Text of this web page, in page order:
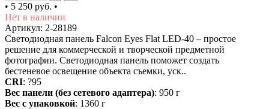
• 5 250 руб. •
Нет в наличии
Артикул: 2-28189
Светодиодная панель Falcon Eyes Flat LED-40 – простое
решение для коммерческой и творческой предметной
фотографии. Светодиодная панель поможет создать
бестеневое освещение объекта съемки, уск..
CRI: ?95
Вес панели (без сетевого адаптера): 950 г
Вес с упаковкой: 1360 г